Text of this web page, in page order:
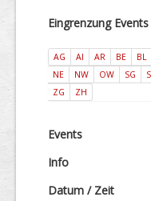
Eingrenzung
AG AI AR BE BL
NE
NW OW SG
ZG
ZH
Events
Info
Datum / Zeit